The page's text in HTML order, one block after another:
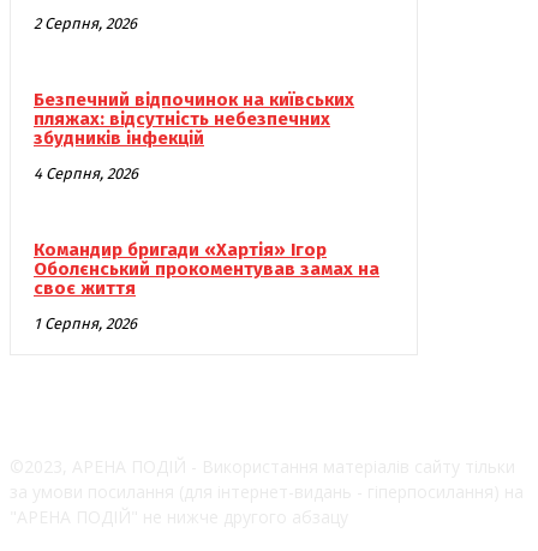
2 Серпня, 2026
Безпечний відпочинок на київських
пляжах: відсутність небезпечних
збудників інфекцій
4 Серпня, 2026
Командир бригади «Хартія» Ігор
Оболєнський прокоментував замах на
своє життя
1 Серпня, 2026